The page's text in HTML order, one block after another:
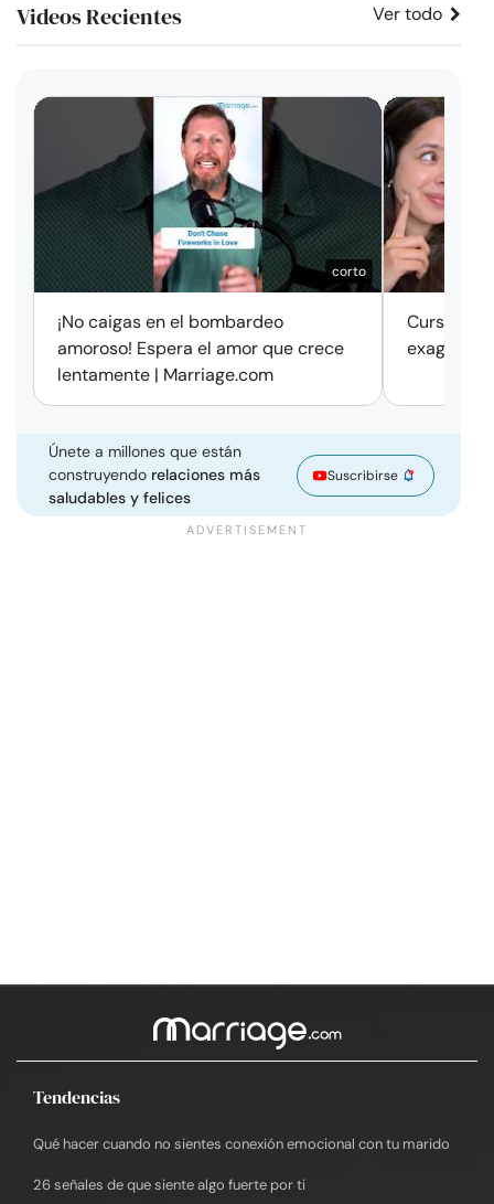
Videos Recientes Ver todo
corto
¡No caigas en el bombardeo
amoroso! Espera el amor que crece
lentamente | Marriage.com
Cursos
Únete a millones que están
construyendo relaciones más
saludables y felices
Suscribirse
Tendencias
Qué hacer cuando no sientes conexión emocional con tu marido
26 señales de que siente algo fuerte por ti